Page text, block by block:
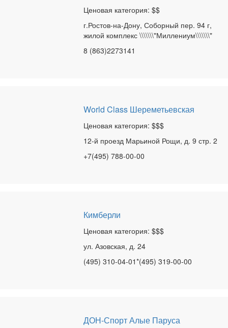
Ценовая категория: $$
г.Ростов-на-Дону, Соборный пер. 94 г,
жилой комплекс \\\\\\\"Миллениум\\\\\\\"
8 (863)2273141
World Class Шереметьевская
Ценовая категория: $$$
12-й проезд Марьиной Рощи, д. 9 стр. 2
+7(495) 788-00-00
Кимберли
Ценовая категория: $$$
ул. Азовская, д. 24
(495) 310-04-01*(495) 319-00-00
ДОН-Спорт Алые Паруса